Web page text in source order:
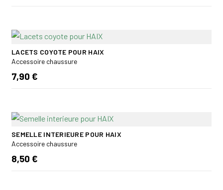
LACETS COYOTE POUR HAIX
Accessoire chaussure
7,90 €
SEMELLE INTERIEURE POUR HAIX
Accessoire chaussure
8,50 €